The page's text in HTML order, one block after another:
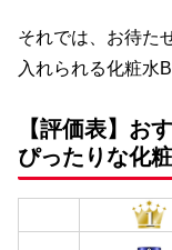
それでは、お待た
入れられる化粧水
【評価表】お
ぴったりな化